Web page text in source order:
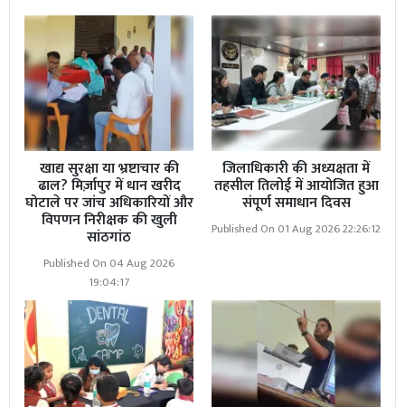
खाद्य सुरक्षा या भ्रष्टाचार की
ढाल? मिर्ज़ापुर में धान खरीद
घोटाले पर जांच अधिकारियों और
विपणन निरीक्षक की खुली
सांठगांठ
Published On 04 Aug 2026
19:04:17
जिलाधिकारी की अध्यक्षता में
तहसील तिलोई में आयोजित हुआ
संपूर्ण समाधान दिवस
Published On 01 Aug 2026 22:26:12